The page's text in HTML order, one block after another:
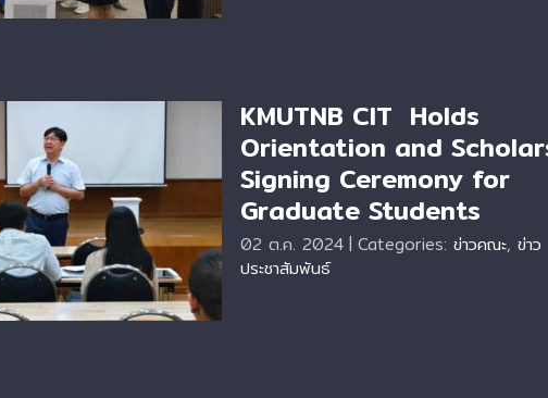
Holds Orientation
Signing
for Graduate
Students
KMUTNB CIT Holds
Orientation and
Signing Ceremony for
Graduate Students
02 ต.ค. 2024 | Categories: ข่าวคณะ, ข่าว
ประชาสัมพันธ์